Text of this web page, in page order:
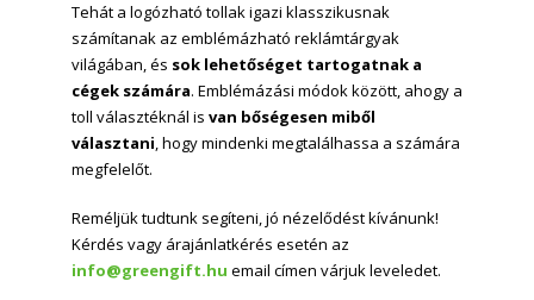
Tehát a logózható tollak igazi klasszikusnak
számítanak az emblémázható reklámtárgyak
világában, és sok lehetőséget tartogatnak a
cégek számára. Emblémázási módok között, ahogy a
toll választéknál is van bőségesen miből
választani, hogy mindenki megtalálhassa a számára
megfelelőt.
Reméljük tudtunk segíteni, jó nézelődést kívánunk!
Kérdés vagy árajánlatkérés esetén az
info@greengift.hu email címen várjuk leveledet.